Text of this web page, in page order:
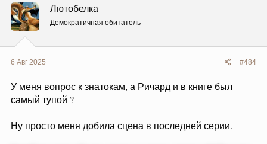
Лютобелка
Демократичная обитатель
6 Авг 2025 #484
У меня вопрос к знатокам, а Ричард и в книге был
самый тупой ?
Ну просто меня добила сцена в последней серии.